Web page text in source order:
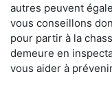
autres peuvent
vous conseillons
pour partir à la
demeure en
vous aider à